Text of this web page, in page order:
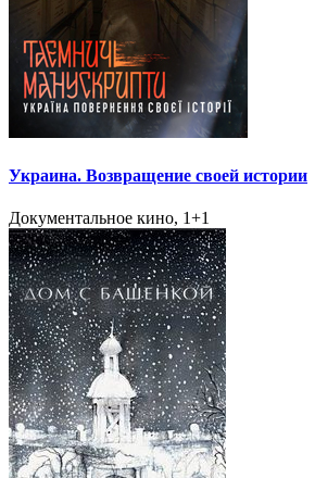
Украина. Возвращение своей истории
Документальное кино, 1+1